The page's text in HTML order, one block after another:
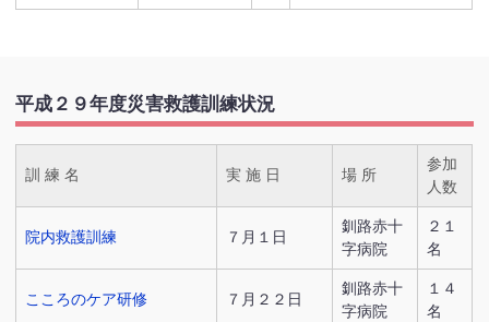
平成２９年度災害救護訓練状況
訓 練 名 実 施 日 場 所
参加
人数
院内救護訓練 ７月１日
釧路赤十
字病院
２１
名
こころのケア研修 ７月２２日
釧路赤十
字病院
１４
名